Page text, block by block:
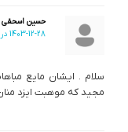
حسین اسحقی
1403-12-28 در 22:16
سلام . ایشان مایع
مجید که موهبت ایزد